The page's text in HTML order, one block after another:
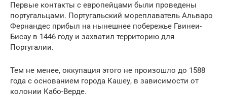
Первые контакты с европейцами были проведены
португальцами. Португальский мореплаватель Альваро
Фернандес прибыл на нынешнее побережье Гвинеи-
Бисау в 1446 году и захватил территорию для
Португалии.
Тем не менее, оккупация этого не произошло до 1588
года с основанием города Кашеу, в зависимости от
колонии Кабо-Верде.